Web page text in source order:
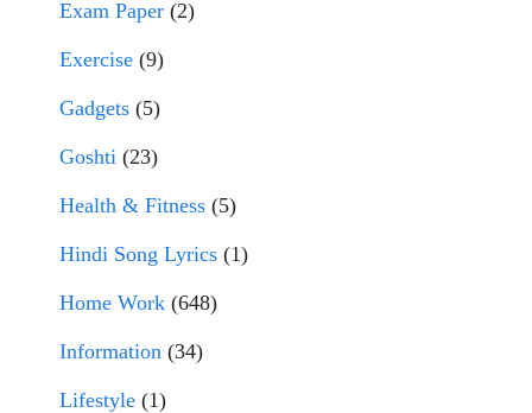
Exam Paper (2)
Exercise (9)
Gadgets (5)
Goshti (23)
Health & Fitness (5)
Hindi Song Lyrics (1)
Home Work (648)
Information (34)
Lifestyle (1)